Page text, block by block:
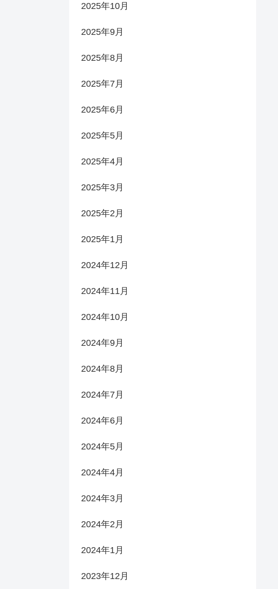
2025年10月
2025年9月
2025年8月
2025年7月
2025年6月
2025年5月
2025年4月
2025年3月
2025年2月
2025年1月
2024年12月
2024年11月
2024年10月
2024年9月
2024年8月
2024年7月
2024年6月
2024年5月
2024年4月
2024年3月
2024年2月
2024年1月
2023年12月